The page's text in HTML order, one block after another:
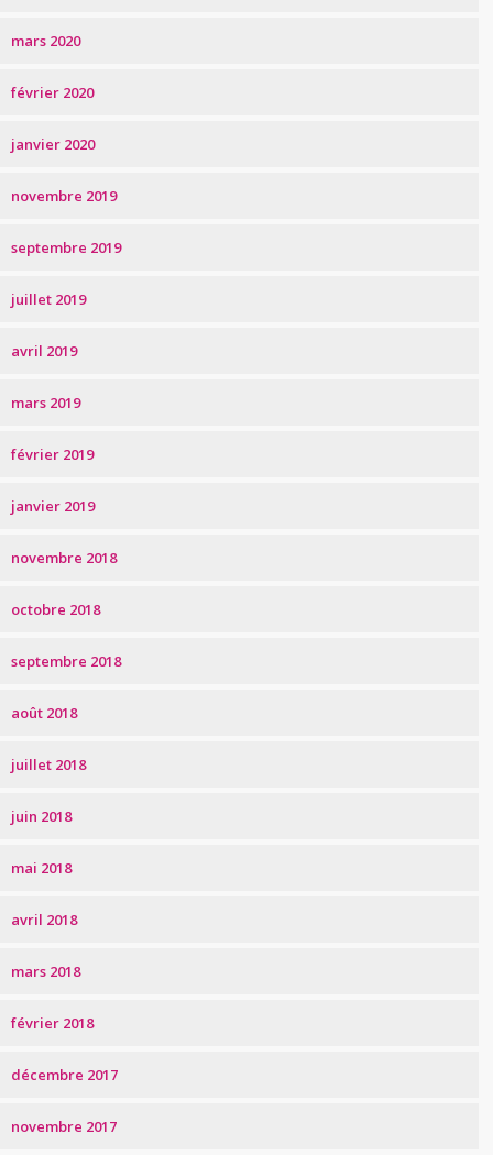
mars 2020
février 2020
janvier 2020
novembre 2019
septembre 2019
juillet 2019
avril 2019
mars 2019
février 2019
janvier 2019
novembre 2018
octobre 2018
septembre 2018
août 2018
juillet 2018
juin 2018
mai 2018
avril 2018
mars 2018
février 2018
décembre 2017
novembre 2017